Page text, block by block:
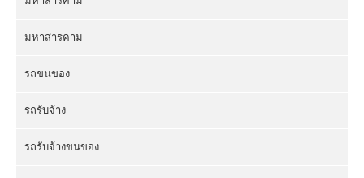
มหาสารคาม
รถขนของ
รถรับจ้าง
รถรับจ้างขนของ